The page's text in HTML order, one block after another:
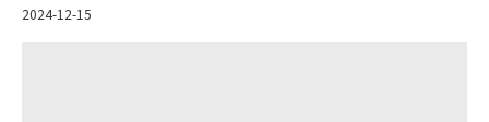
2024-12-15